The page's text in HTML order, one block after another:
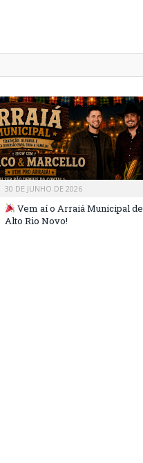
30 DE JUNHO DE 2026
Vem aí o Arraiá Municipal de
Alto Rio Novo!